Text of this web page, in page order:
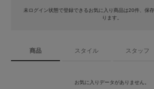
未ログイン状態で登録できるお気に入り商品は20件、保
ります。
商品 スタイル スタッフ
お気に入りデータがありません。